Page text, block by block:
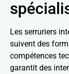
Les serruriers
suivent des
compétences
garantit des